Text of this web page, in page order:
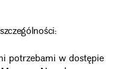
potrzebami w dostępie